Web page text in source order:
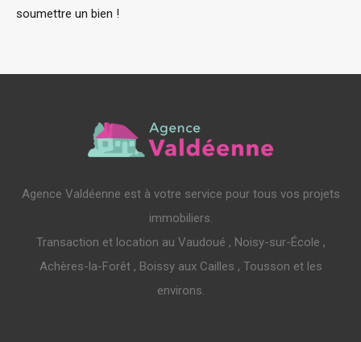
soumettre un bien !
Agence Valdéenne est à votre service pour tous vos projets
immobiliers.
Transaction et location au Vaudoué , Noisy-sur-École ,
Achères-la-Forêt , Boissy aux Cailles , Tousson et les
environs.